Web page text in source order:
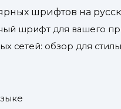
шрифтов на
шрифт для вашего
сетей: обзор для